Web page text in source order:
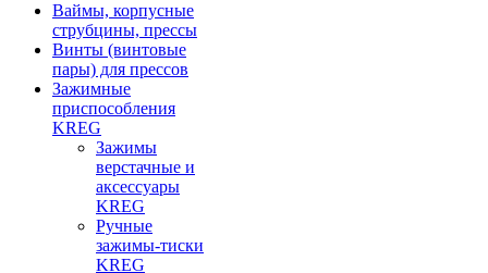
Ваймы, корпусные
струбцины, прессы
Винты (винтовые
пары) для прессов
Зажимные
приспособления
KREG
Зажимы
верстачные и
аксессуары
KREG
Ручные
зажимы-тиски
KREG